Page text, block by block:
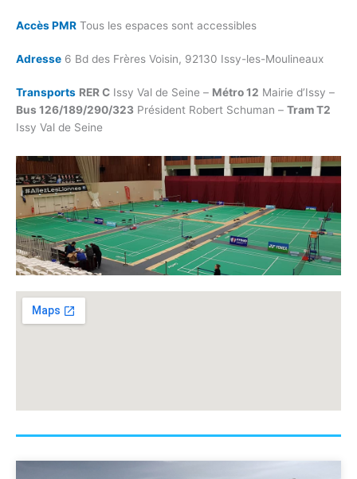
Accès PMR Tous les espaces sont accessibles
Adresse 6 Bd des Frères Voisin, 92130 Issy-les-Moulineaux
Transports RER C Issy Val de Seine – Métro 12 Mairie d’Issy –
Bus 126/189/290/323 Président Robert Schuman – Tram T2
Issy Val de Seine